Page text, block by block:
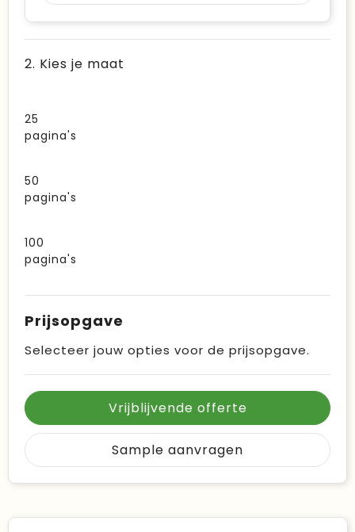
2. Kies je maat
25
pagina's
50
pagina's
100
pagina's
Prijsopgave
Selecteer jouw opties voor de prijsopgave.
Vrijblijvende offerte
Sample aanvragen